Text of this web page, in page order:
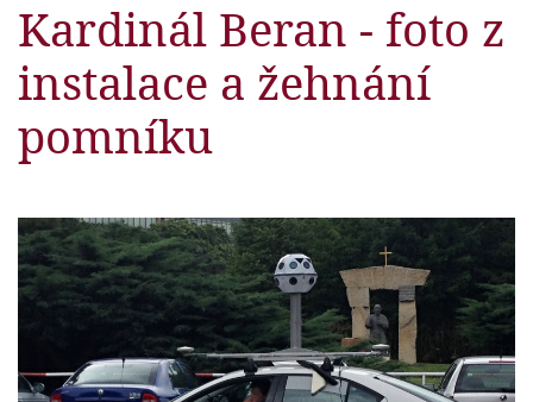
Kardinál Beran - foto z
instalace a žehnání
pomníku